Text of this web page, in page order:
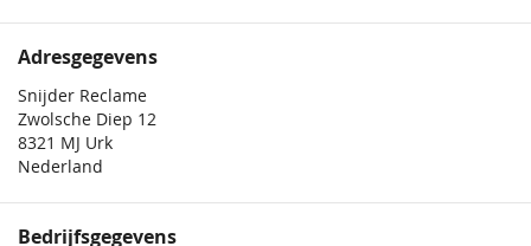
Adresgegevens
Snijder Reclame
Zwolsche Diep 12
8321 MJ Urk
Nederland
Bedrijfsgegevens